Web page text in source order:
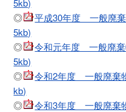
5kb)
◎
平成30年度 一般廃
5kb)
◎
令和元年度 一般廃棄
5kb)
◎
令和2年度 一般廃棄
kb)
◎
令和3年度 一般廃棄